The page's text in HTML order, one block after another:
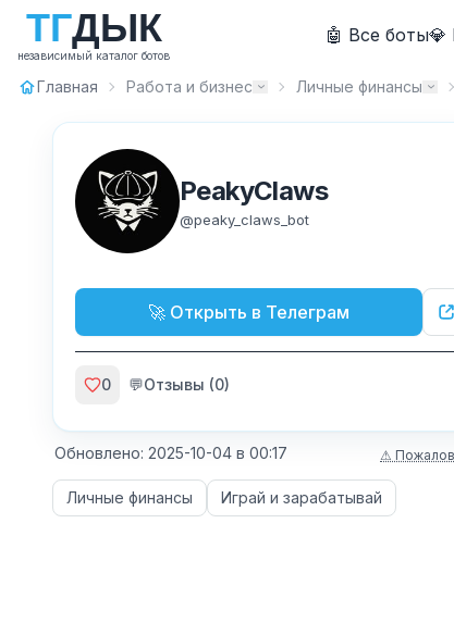
ТГДЫК
независимый каталог ботов
🤖 Все боты💎
Главная Работа и бизнес Личные финансы
PeakyClaws
@peaky_claws_bot
🚀 Открыть в Телеграм
0 💬Отзывы (0)
Обновлено: 2025-10-04 в 00:17 ⚠
Личные финансы Играй и зарабатывай